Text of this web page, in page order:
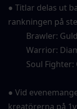
● Titlar delas ut
rankningen på
Brawler: Guld
Warrior:
Soul Fighter:
● Vid
kreatörerna på